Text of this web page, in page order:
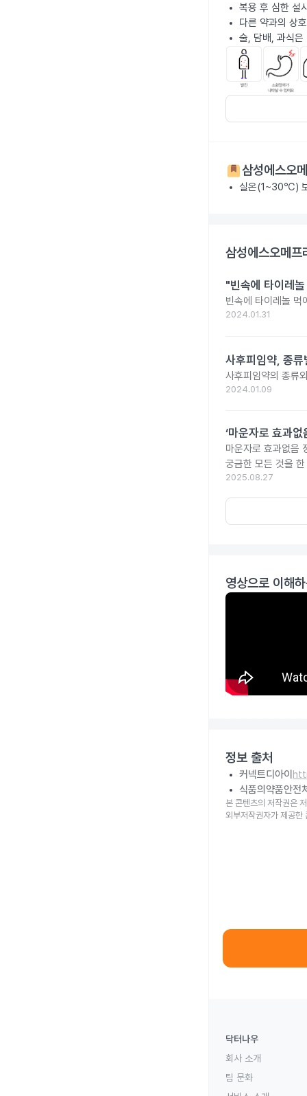
복용 후 심한 설
다른 약과의 상
술, 담배, 과식은
삼성에스오
실온(1~30℃)
삼성에스오메
"빈속에 타이레
빈속에 타이레놀 먹
2024.01.31
사후피임약, 종
사후피임약의 종류
2024.01.09
‘마운자로 효과
마운자로 효과없음
궁금한 모든 것을
2025.08.27
영상으로 이해
정보 출처
커넥트디아이
식품의약품안전
본 콘텐츠의 저작권은
외부저작권자가 제공한
닥터나우
회사 소개
팀 문화